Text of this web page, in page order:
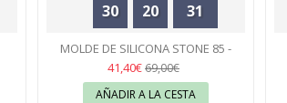
30 20 31
43
MOLDE DE SILICONA STONE 85 -
SILIKOMART
41,40€69,00€
AÑADIR A LA CESTA